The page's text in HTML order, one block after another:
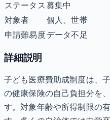
ステータス 募集中
対象者
個人、世帯
申請難易度データ不足
詳細説明
子ども医療費助成制度は、
の健康保険の自己負担分を
す。対象年齢や所得制限の